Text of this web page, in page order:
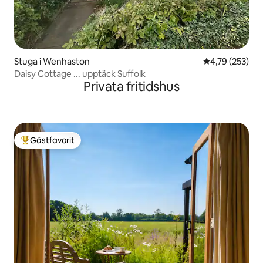
Stuga i Wenhaston 4,79 av 5 i
4,79 (253)
Daisy Cottage ... upptäck Suffolk
Privata fritidshus
Populär gästfavorit
Gästfavorit